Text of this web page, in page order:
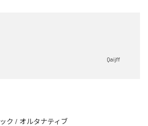
Qaijff
ク / オルタナティブ